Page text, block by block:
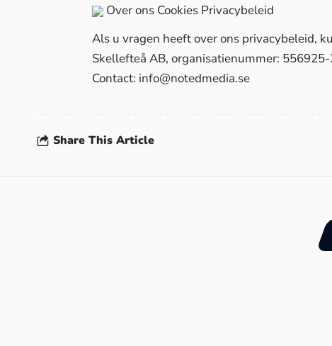
Over ons Cookies Privacybeleid
Als u vragen heeft over ons privacybeleid,
Skellefteå AB, organisatienummer:
Contact: info@notedmedia.se
Share This Article